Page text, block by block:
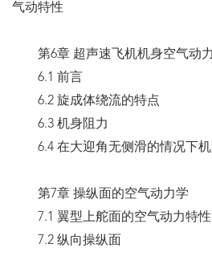
气动特性
第6章 超声速飞机机身空气动
6.1 前言
6.2 旋成体绕流的特点
6.3 机身阻力
6.4 在大迎角无侧滑的情况下机
第7章 操纵面的空气动力学
7.1 翼型上舵面的空气动力特性
7.2 纵向操纵面